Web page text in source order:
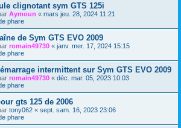
clignotant sym GTS 125i
Aymoun « mars jeu. 28, 2024 11:21
phare
de Sym GTS EVO 2009
romain49730 « janv. mer. 17, 2024 15:15
phare
intermittent sur Sym GTS EVO 2009
romain49730 « déc. mar. 05, 2023 10:03
phare
gts 125 de 2006
tony062 « sept. sam. 16, 2023 23:06
phare